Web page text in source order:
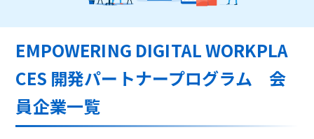
EMPOWERING DIGITAL WORKPLA
CES 開発パートナープログラム 会
員企業一覧